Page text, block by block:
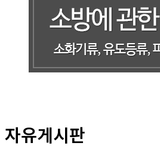
자유게시판